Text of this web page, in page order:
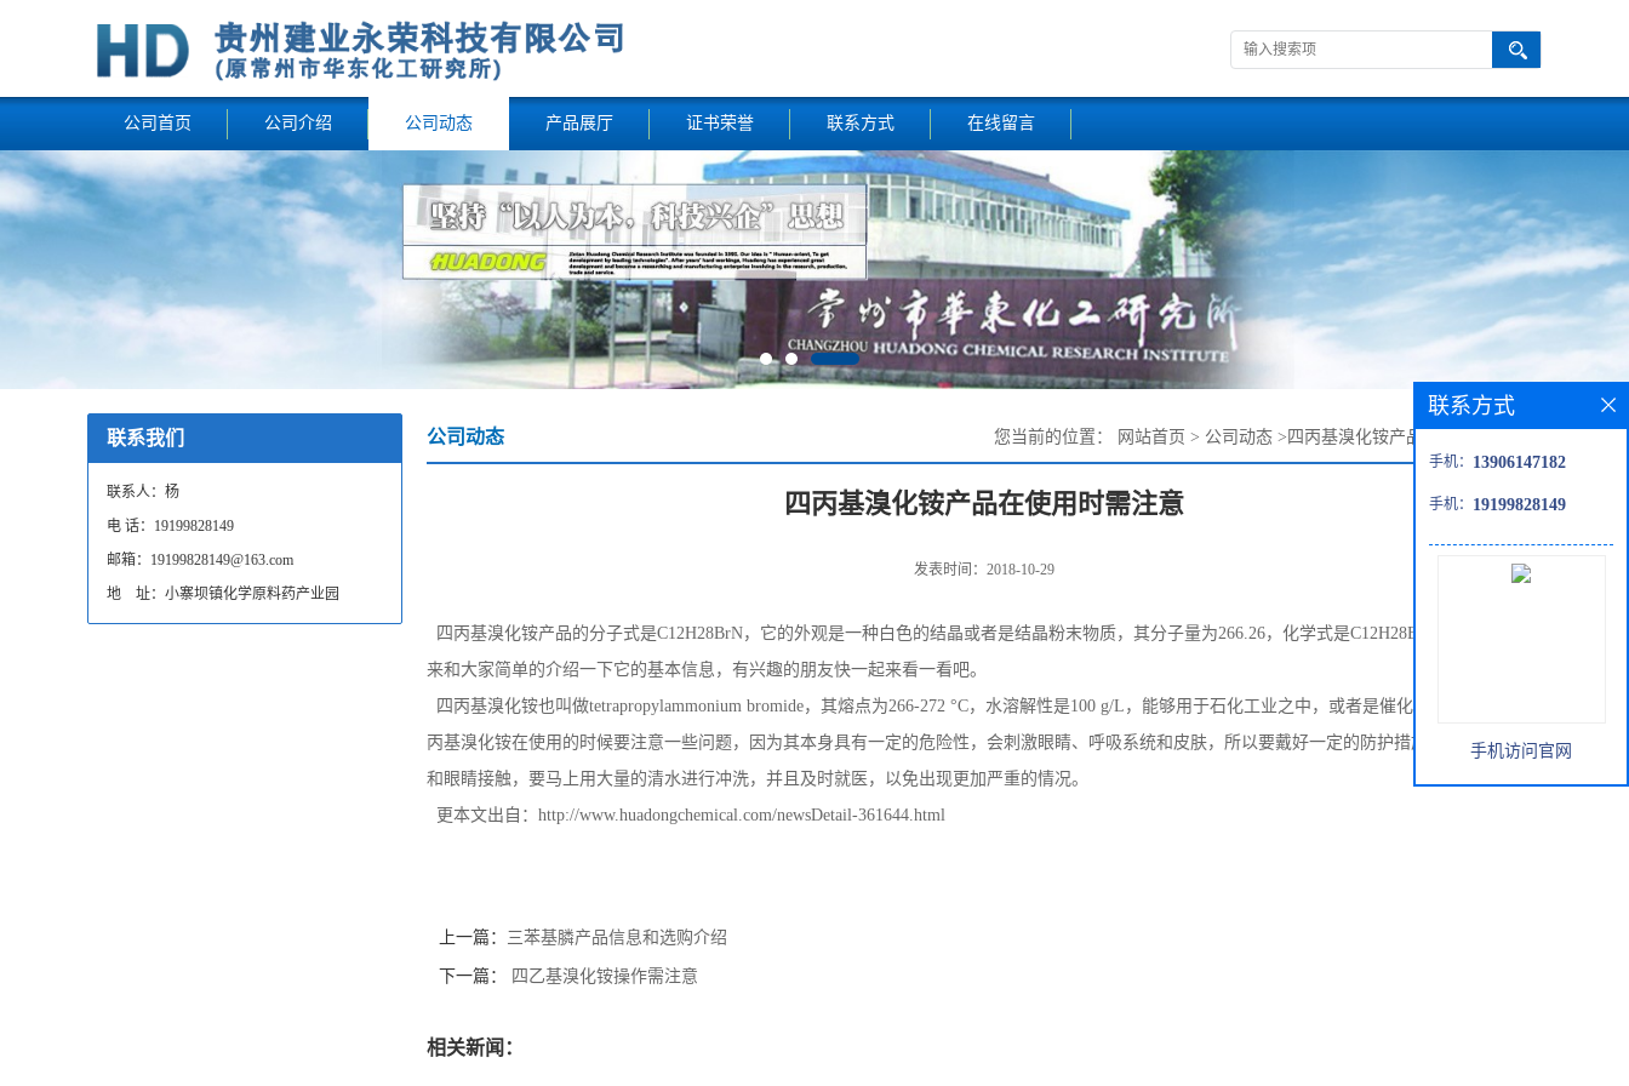
公司首页 公司介绍 公司动态 产品展厅 证书荣誉 联系方式 在线留言
联系我们
联系人：杨
电 话：19199828149
邮箱：19199828149@163.com
地 址：小寨坝镇化学原料药产业园
公司动态 您当前的位置： 网站首页 > 公司动态 > 四丙基溴化铵产品在使用时需注意
四丙基溴化铵产品在使用时需注意
发表时间：2018-10-29
四丙基溴化铵产品的分子式是C12H28BrN，它的外观是一种白色的结晶或者是结晶粉末物质，其分子量为266.26，化学式是C12H28BrN，今天小编就
来和大家简单的介绍一下它的基本信息，有兴趣的朋友快一起来看一看吧。
四丙基溴化铵也叫做tetrapropylammonium bromide，其熔点为266-272 °C，水溶解性是100 g/L，能够用于石化工业之中，或者是催化剂的制备里。四
丙基溴化铵在使用的时候要注意一些问题，因为其本身具有一定的危险性，会刺激眼睛、呼吸系统和皮肤，所以要戴好一定的防护措施，如果不小心
和眼睛接触，要马上用大量的清水进行冲洗，并且及时就医，以免出现更加严重的情况。
更本文出自：http://www.huadongchemical.com/newsDetail-361644.html
上一篇： 三苯基膦产品信息和选购介绍
下一篇： 四乙基溴化铵操作需注意
相关新闻：
联系方式
手机： 13906147182
手机： 19199828149
手机访问官网